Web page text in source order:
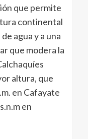
que permite
continental
agua y a una
que modera la
altura, que
en Cafayate
en